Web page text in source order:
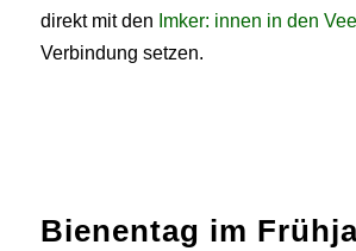
direkt mit den Imker: innen in den
Verbindung setzen.
Bienentag im